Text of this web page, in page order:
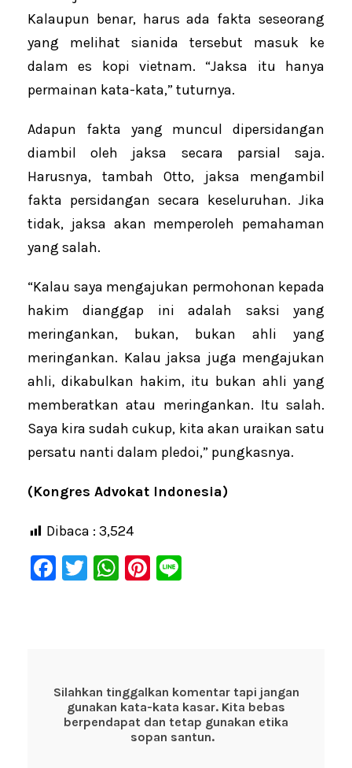
Kalaupun benar, harus ada fakta seseorang
yang melihat sianida tersebut masuk ke
dalam es kopi vietnam. “Jaksa itu hanya
permainan kata-kata,” tuturnya.
Adapun fakta yang muncul dipersidangan
diambil oleh jaksa secara parsial saja.
Harusnya, tambah Otto, jaksa mengambil
fakta persidangan secara keseluruhan. Jika
tidak, jaksa akan memperoleh pemahaman
yang salah.
“Kalau saya mengajukan permohonan kepada
hakim dianggap ini adalah saksi yang
meringankan, bukan, bukan ahli yang
meringankan. Kalau jaksa juga mengajukan
ahli, dikabulkan hakim, itu bukan ahli yang
memberatkan atau meringankan. Itu salah.
Saya kira sudah cukup, kita akan uraikan satu
persatu nanti dalam pledoi,” pungkasnya.
(Kongres Advokat Indonesia)
Dibaca : 3,524
F
o
o
T
W
p
p
Pi
Silahkan tinggalkan komentar tapi jangan
gunakan kata-kata kasar. Kita bebas
berpendapat dan tetap gunakan etika
sopan santun.